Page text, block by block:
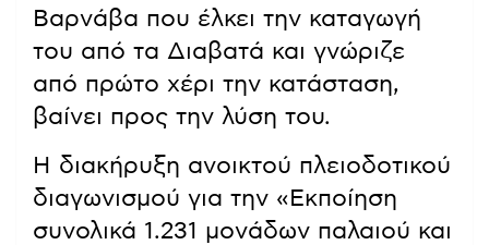
Βαρνάβα που έλκει την καταγωγή
του από τα Διαβατά και γνώριζε
από πρώτο χέρι την κατάσταση,
βαίνει προς την λύση του.
Η διακήρυξη ανοικτού πλειοδοτικού
διαγωνισμού για την «Εκποίηση
συνολικά 1.231 μονάδων παλαιού και